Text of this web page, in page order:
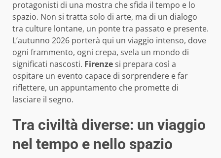
protagonisti di una mostra che sfida il tempo e lo
spazio. Non si tratta solo di arte, ma di un dialogo
tra culture lontane, un ponte tra passato e presente.
L’autunno 2026 porterà qui un viaggio intenso, dove
ogni frammento, ogni crepa, svela un mondo di
significati nascosti. Firenzesi prepara così a
ospitare un evento capace di sorprendere e far
riflettere, un appuntamento che promette di
lasciare il segno.
Tra civiltà diverse: un viaggio
nel tempo e nello spazio